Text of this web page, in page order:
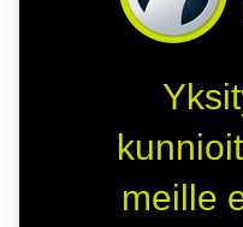
meille